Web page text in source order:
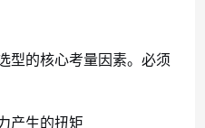
型的核心考量因素。必须
产生的扭矩